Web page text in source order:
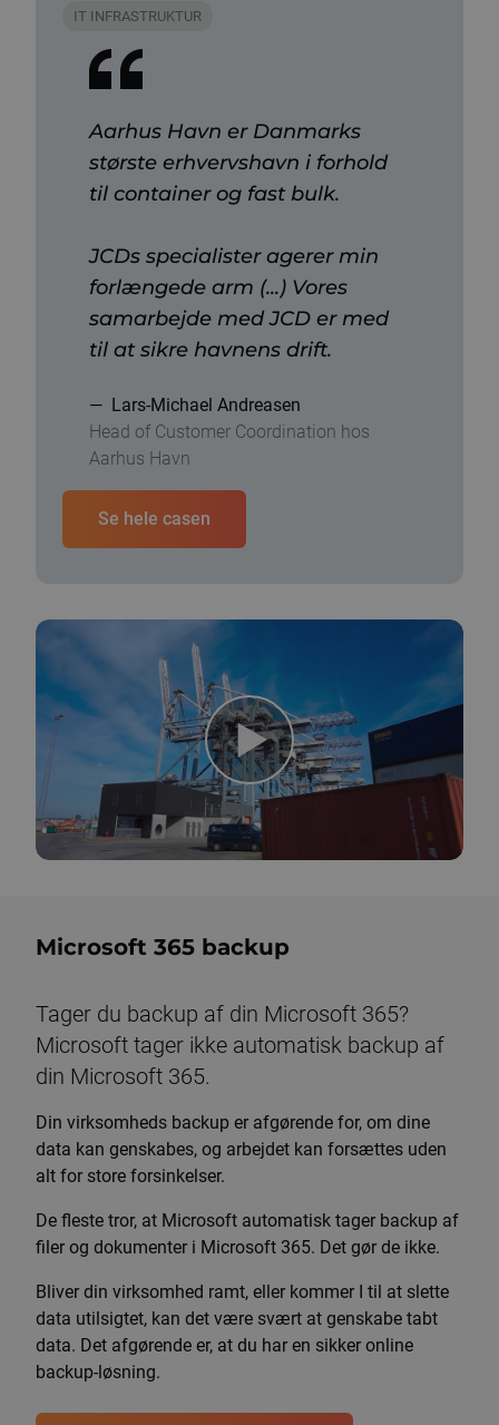
IT INFRASTRUKTUR
Aarhus Havn er Danmarks
største erhvervshavn i forhold
til container og fast bulk.
JCDs specialister agerer min
forlængede arm (...) Vores
samarbejde med JCD er med
til at sikre havnens drift.
Lars-Michael Andreasen
Head of Customer Coordination hos
Aarhus Havn
Se hele casen
Microsoft 365 backup
Tager du backup af din Microsoft 365?
Microsoft tager ikke automatisk backup af
din Microsoft 365.
Din virksomheds backup er afgørende for, om dine
data kan genskabes, og arbejdet kan forsættes uden
alt for store forsinkelser.
De fleste tror, at Microsoft automatisk tager backup af
filer og dokumenter i Microsoft 365. Det gør de ikke.
Bliver din virksomhed ramt, eller kommer I til at slette
data utilsigtet, kan det være svært at genskabe tabt
data. Det afgørende er, at du har en sikker online
backup-løsning.